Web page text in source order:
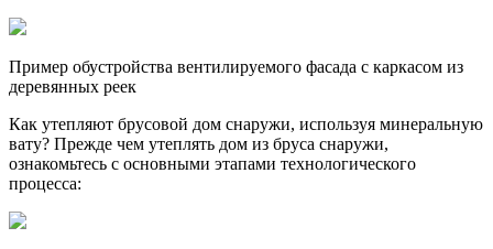
Пример обустройства вентилируемого фасада с каркасом из
деревянных реек
Как утепляют брусовой дом снаружи, используя минеральную
вату? Прежде чем утеплять дом из бруса снаружи,
ознакомьтесь с основными этапами технологического
процесса: